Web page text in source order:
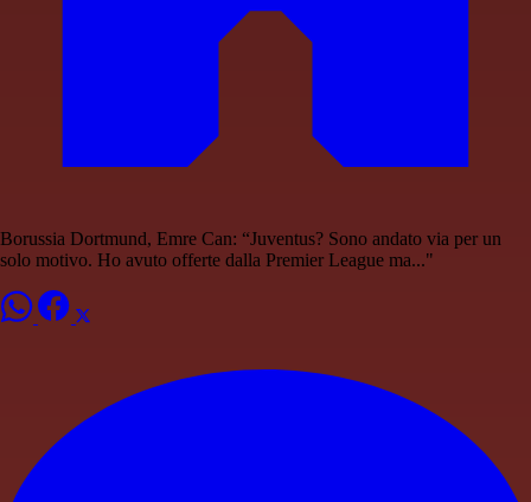
Borussia Dortmund, Emre Can: “Juventus? Sono andato via per un
solo motivo. Ho avuto offerte dalla Premier League ma..."